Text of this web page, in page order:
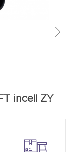
incell ZY